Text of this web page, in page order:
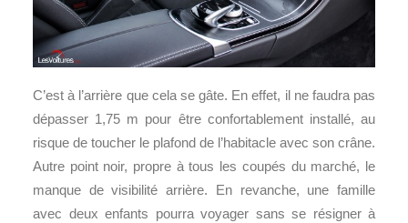
C’est à l’arrière que cela se gâte. En effet, il ne faudra pas
dépasser 1,75 m pour être confortablement installé, au
risque de toucher le plafond de l’habitacle avec son crâne.
Autre point noir, propre à tous les coupés du marché, le
manque de visibilité arrière. En revanche, une famille
avec deux enfants pourra voyager sans se résigner à